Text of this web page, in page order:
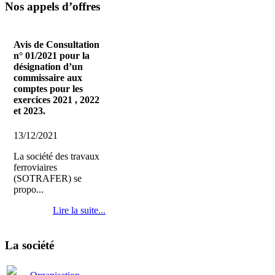
Nos appels d’offres
Avis de Consultation
n° 01/2021 pour la
désignation d’un
commissaire aux
comptes pour les
exercices 2021 , 2022
et 2023.
13/12/2021
La société des travaux
ferroviaires
(SOTRAFER) se
propo...
Lire la suite...
La société